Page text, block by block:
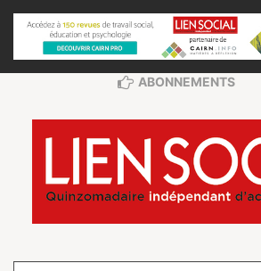
ABONNEMENTS